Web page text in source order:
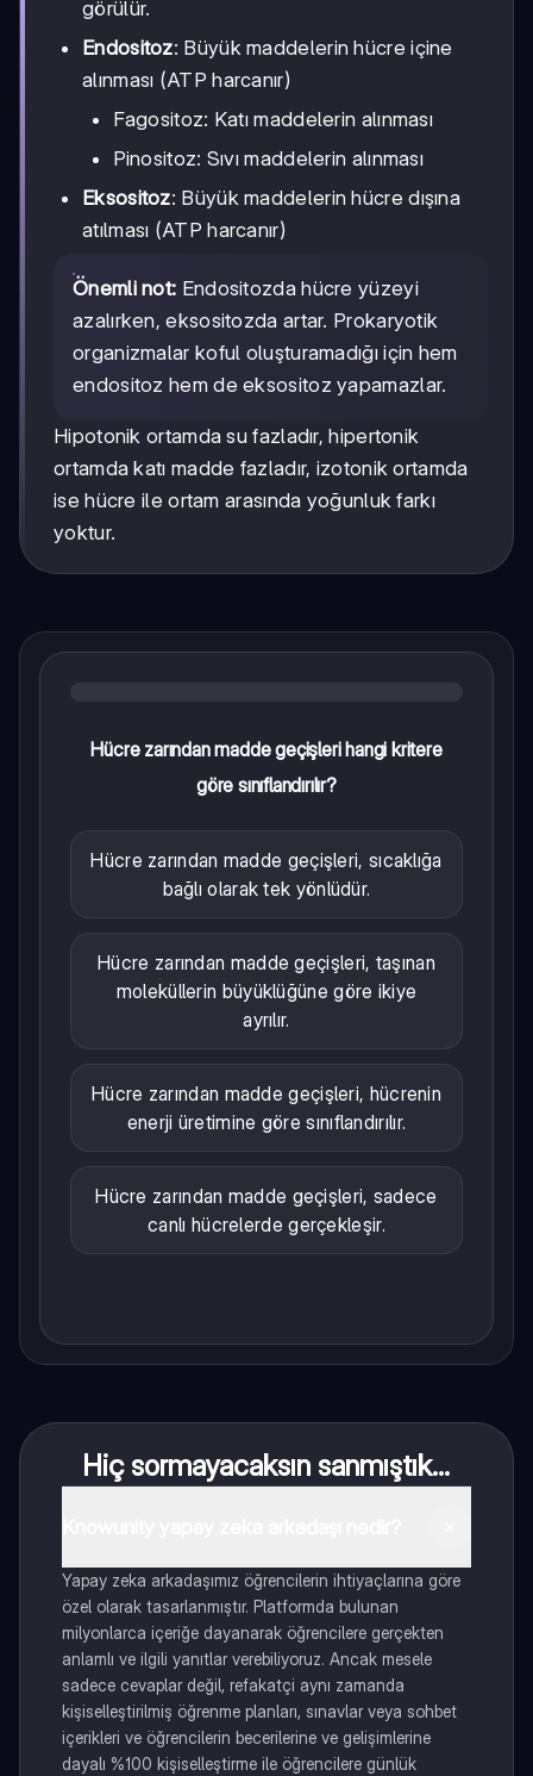
görülür.
Endositoz: Büyük maddelerin hücre içine
alınması (ATP harcanır)
Fagositoz: Katı maddelerin alınması
Pinositoz: Sıvı maddelerin alınması
Eksositoz: Büyük maddelerin hücre dışına
atılması (ATP harcanır)
Önemli not: Endositozda hücre yüzeyi
azalırken, eksositozda artar. Prokaryotik
organizmalar koful oluşturamadığı için hem
endositoz hem de eksositoz yapamazlar.
Hipotonik ortamda su fazladır, hipertonik
ortamda katı madde fazladır, izotonik ortamda
ise hücre ile ortam arasında yoğunluk farkı
yoktur.
Hücre zarından madde geçişleri hangi kritere
göre sınıflandırılır?
Hücre zarından madde geçişleri, sıcaklığa
bağlı olarak tek yönlüdür.
Hücre zarından madde geçişleri, taşınan
moleküllerin büyüklüğüne göre ikiye
ayrılır.
Hücre zarından madde geçişleri, hücrenin
enerji üretimine göre sınıflandırılır.
Hücre zarından madde geçişleri, sadece
canlı hücrelerde gerçekleşir.
Hiç sormayacaksın sanmıştık...
Yapay zeka arkadaşımız öğrencilerin ihtiyaçlarına göre
özel olarak tasarlanmıştır. Platformda bulunan
milyonlarca içeriğe dayanarak öğrencilere gerçekten
anlamlı ve ilgili yanıtlar verebiliyoruz. Ancak mesele
sadece cevaplar değil, refakatçi aynı zamanda
kişiselleştirilmiş öğrenme planları, sınavlar veya sohbet
içerikleri ve öğrencilerin becerilerine ve gelişimlerine
dayalı %100 kişiselleştirme ile öğrencilere günlük